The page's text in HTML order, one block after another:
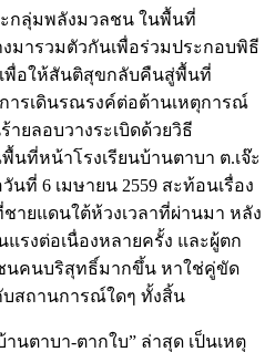
กลุ่มพลังมวลชน ในพื้นที่
มารวมตัวกันเพื่อร่วมประกอบพิธี
พื่อให้สันติสุขกลับคืนสู่พื้นที่
ารเดินรณรงค์ต่อต้านเหตุการณ์
ายลอบวางระเบิดด้วยวิธี
นที่หน้าโรงเรียนบ้านตาบา ต.เจ๊ะ
นที่ 6 เมษายน 2559 สะท้อนเรื่อง
ายแดนใต้ห้วงเวลาที่ผ่านมา หลัง
รงต่อเนื่องหลายครั้ง และผู้ตก
ชนคนบริสุทธิ์มากขึ้น หาใช่คู่ขัด
บสถานการณ์ใดๆ ทั้งสิ้น
นตาบา-ตากใบ” ล่าสุด เป็นเหตุ